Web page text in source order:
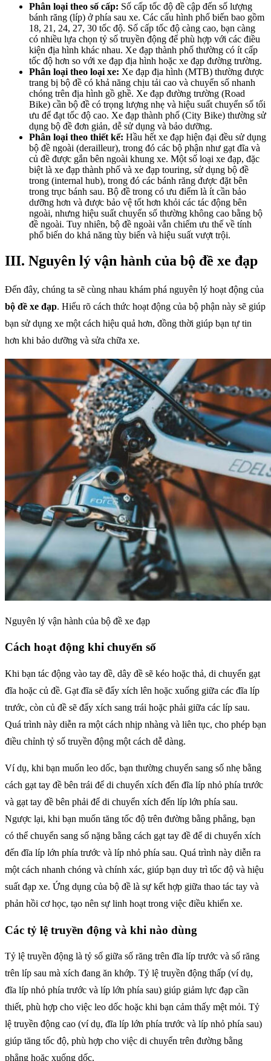
Phân loại theo số cấp: Số cấp tốc độ đề cập đến số lượng
bánh răng (líp) ở phía sau xe. Các cấu hình phổ biến bao gồm
18, 21, 24, 27, 30 tốc độ. Số cấp tốc độ càng cao, bạn càng
có nhiều lựa chọn tỷ số truyền động để phù hợp với các điều
kiện địa hình khác nhau. Xe đạp thành phố thường có ít cấp
tốc độ hơn so với xe đạp địa hình hoặc xe đạp đường trường.
Phân loại theo loại xe: Xe đạp địa hình (MTB) thường được
trang bị bộ đề có khả năng chịu tải cao và chuyển số nhanh
chóng trên địa hình gồ ghề. Xe đạp đường trường (Road
Bike) cần bộ đề có trọng lượng nhẹ và hiệu suất chuyển số tối
ưu để đạt tốc độ cao. Xe đạp thành phố (City Bike) thường sử
dụng bộ đề đơn giản, dễ sử dụng và bảo dưỡng.
Phân loại theo thiết kế: Hầu hết xe đạp hiện đại đều sử dụng
bộ đề ngoài (derailleur), trong đó các bộ phận như gạt đĩa và
củ đề được gắn bên ngoài khung xe. Một số loại xe đạp, đặc
biệt là xe đạp thành phố và xe đạp touring, sử dụng bộ đề
trong (internal hub), trong đó các bánh răng được đặt bên
trong trục bánh sau. Bộ đề trong có ưu điểm là ít cần bảo
dưỡng hơn và được bảo vệ tốt hơn khỏi các tác động bên
ngoài, nhưng hiệu suất chuyển số thường không cao bằng bộ
đề ngoài. Tuy nhiên, bộ đề ngoài vẫn chiếm ưu thế về tính
phổ biến do khả năng tùy biến và hiệu suất vượt trội.
III. Nguyên lý vận hành của bộ đề xe đạp
Đến đây, chúng ta sẽ cùng nhau khám phá nguyên lý hoạt động của
bộ đề xe đạp. Hiểu rõ cách thức hoạt động của bộ phận này sẽ giúp
bạn sử dụng xe một cách hiệu quả hơn, đồng thời giúp bạn tự tin
hơn khi bảo dưỡng và sửa chữa xe.
Nguyên lý vận hành của bộ đề xe đạp
Cách hoạt động khi chuyển số
Khi bạn tác động vào tay đề, dây đề sẽ kéo hoặc thả, di chuyển gạt
đĩa hoặc củ đề. Gạt đĩa sẽ đẩy xích lên hoặc xuống giữa các đĩa líp
trước, còn củ đề sẽ đẩy xích sang trái hoặc phải giữa các líp sau.
Quá trình này diễn ra một cách nhịp nhàng và liên tục, cho phép bạn
điều chỉnh tỷ số truyền động một cách dễ dàng.
Ví dụ, khi bạn muốn leo dốc, bạn thường chuyển sang số nhẹ bằng
cách gạt tay đề bên trái để di chuyển xích đến đĩa líp nhỏ phía trước
và gạt tay đề bên phải để di chuyển xích đến líp lớn phía sau.
Ngược lại, khi bạn muốn tăng tốc độ trên đường bằng phẳng, bạn
có thể chuyển sang số nặng bằng cách gạt tay đề để di chuyển xích
đến đĩa líp lớn phía trước và líp nhỏ phía sau. Quá trình này diễn ra
một cách nhanh chóng và chính xác, giúp bạn duy trì tốc độ và hiệu
suất đạp xe. Ứng dụng của bộ đề là sự kết hợp giữa thao tác tay và
phản hồi cơ học, tạo nên sự linh hoạt trong việc điều khiển xe.
Các tỷ lệ truyền động và khi nào dùng
Tỷ lệ truyền động là tỷ số giữa số răng trên đĩa líp trước và số răng
trên líp sau mà xích đang ăn khớp. Tỷ lệ truyền động thấp (ví dụ,
đĩa líp nhỏ phía trước và líp lớn phía sau) giúp giảm lực đạp cần
thiết, phù hợp cho việc leo dốc hoặc khi bạn cảm thấy mệt mỏi. Tỷ
lệ truyền động cao (ví dụ, đĩa líp lớn phía trước và líp nhỏ phía sau)
giúp tăng tốc độ, phù hợp cho việc di chuyển trên đường bằng
phẳng hoặc xuống dốc.